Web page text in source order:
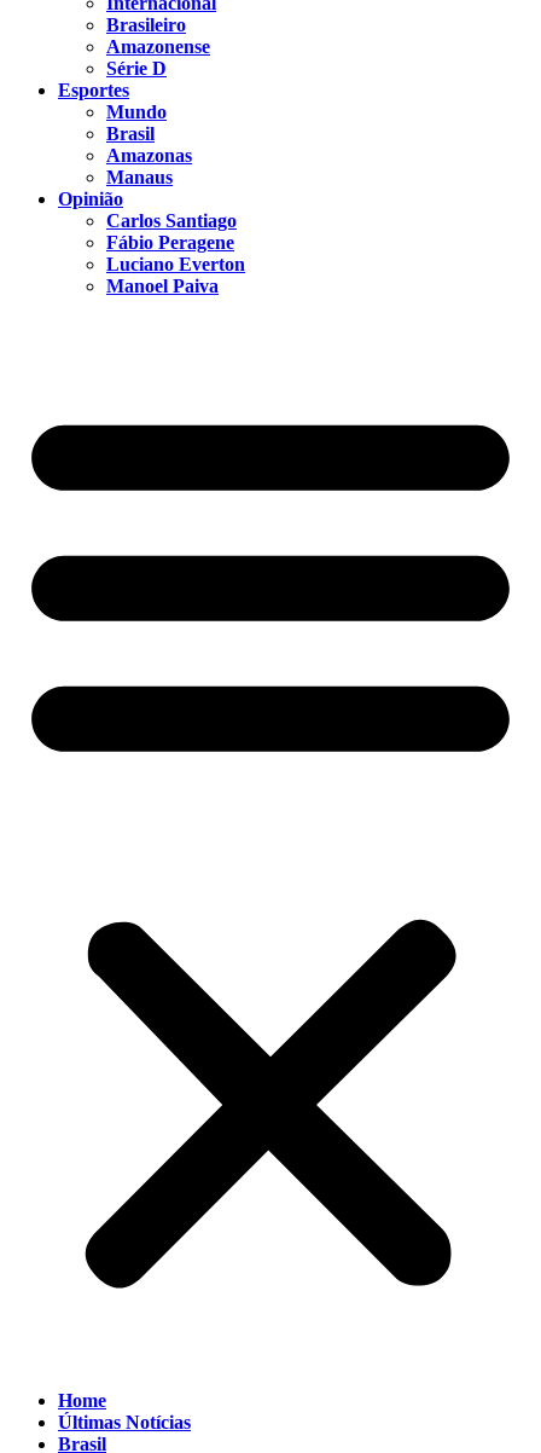
Brasileiro
Amazonense
Série D
Esportes
Mundo
Brasil
Amazonas
Manaus
Opinião
Carlos Santiago
Fábio Peragene
Luciano Everton
Manoel Paiva
Home
Últimas Notícias
Brasil